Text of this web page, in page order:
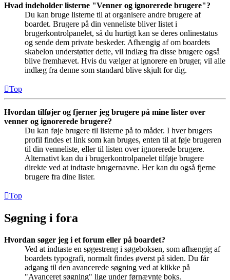
Hvad indeholder listerne "Venner og ignorerede brugere"?
Du kan bruge listerne til at organisere andre brugere af
boardet. Brugere på din venneliste bliver listet i
brugerkontrolpanelet, så du hurtigt kan se deres onlinestatus
og sende dem private beskeder. Afhængig af om boardets
skabelon understøtter dette, vil indlæg fra disse brugere også
blive fremhævet. Hvis du vælger at ignorere en bruger, vil alle
indlæg fra denne som standard blive skjult for dig.
Top
Hvordan tilføjer og fjerner jeg brugere på mine lister over
venner og ignorerede brugere?
Du kan føje brugere til listerne på to måder. I hver brugers
profil findes et link som kan bruges, enten til at føje brugeren
til din venneliste, eller til listen over ignorerede brugere.
Alternativt kan du i brugerkontrolpanelet tilføje brugere
direkte ved at indtaste brugernavne. Her kan du også fjerne
brugere fra dine lister.
Top
Søgning i fora
Hvordan søger jeg i et forum eller på boardet?
Ved at indtaste en søgestreng i søgeboksen, som afhængig af
boardets typografi, normalt findes øverst på siden. Du får
adgang til den avancerede søgning ved at klikke på
"Avanceret søgning" lige under førnævnte boks.